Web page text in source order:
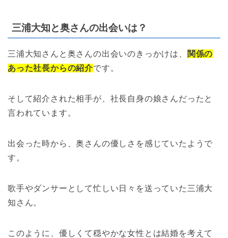
三浦大知と奥さんの出会いは？
三浦大知さんと奥さんの出会いのきっかけは、
関係の
あった社長からの紹介です。
そして紹介された相手が、社長自身の娘さんだったと
言われています。
出会った時から、奥さんの優しさを感じていたようで
す。
歌手やダンサーとして忙しい日々を送っていた三浦大
知さん。
このように、優しくて穏やかな女性とは結婚を考えて